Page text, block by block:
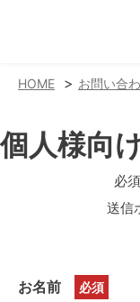
HOME > お問い合
個人様向
必
送信
お名前